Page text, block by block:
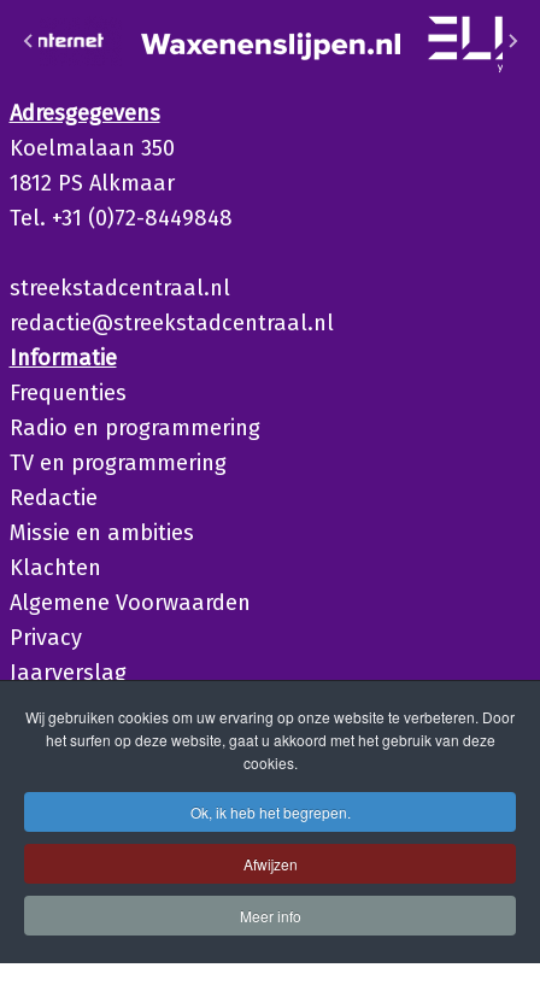
Adresgegevens
Koelmalaan 350
1812 PS Alkmaar
Tel. +31 (0)72-8449848
streekstadcentraal.nl
redactie@streekstadcentraal.nl
Informatie
Frequenties
Radio en programmering
TV en programmering
Redactie
Missie en ambities
Klachten
Algemene Voorwaarden
Privacy
Jaarverslag
Wij gebruiken cookies om uw ervaring op onze website te verbeteren. Door
het surfen op deze website, gaat u akkoord met het gebruik van deze
cookies.
Ok, ik heb het begrepen.
Afwijzen
Meer info